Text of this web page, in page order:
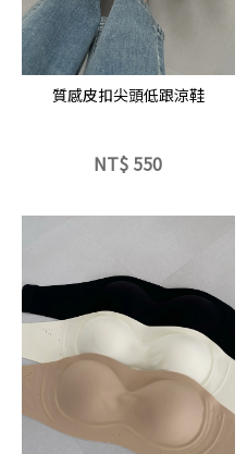
立即選購
質感皮扣尖頭低跟涼鞋
NT$ 550